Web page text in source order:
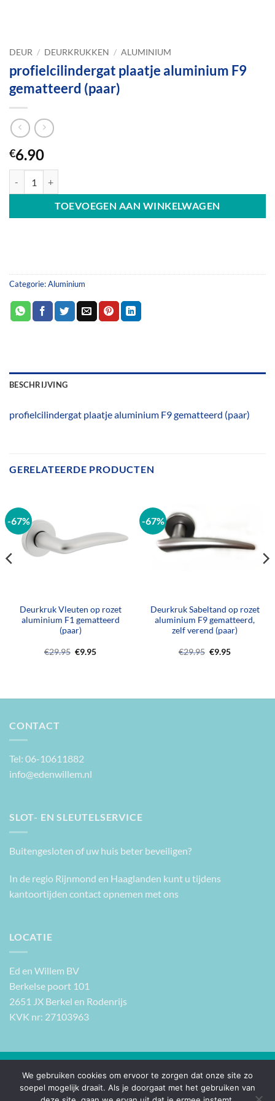
DEUR / DEURKRUKKEN / ALUMINIUM
profielcilindergat plaatje aluminium F9
gematteerd (paar)
€6.90
TOEVOEGEN AAN WINKELWAGEN
Categorie:Aluminium
BESCHRIJVING
profielcilindergat plaatje aluminium F9 gematteerd (paar)
GERELATEERDE PRODUCTEN
-67%
Deurkruk Vleuten op rozet
aluminium F1 gematteerd
(paar)
€29.95 Oorspronkelijke
€9.95Huidige
-67%
Deurkruk Sabeltand op rozet
aluminium F9 gematteerd,
zelf verend (paar)
€29.95 Oorspronkelijke
€9.95Huidige
CONTACT
Tel: 06-10611882
info@edenwillem.nl
SLOT- EN SLEUTELSERVICE
Buitengesloten of uw huis beter beveiligen?
In de regio Rijnmond en Haaglanden kunt u tijdens
kantoortijden contact opnemen met ons
LOCATIE
Ed en Willem BV
Berkelse poort 101
2651 JX Berkel en Rodenrijs
KVK nr: 27103963
PayPal IDeal Klarna
ALGEMENE VOORWAARDEN PRIVACY VERKLARING
We gebruiken cookies om ervoor te zorgen dat onze site zo
soepel mogelijk draait. Als je doorgaat met het gebruiken van